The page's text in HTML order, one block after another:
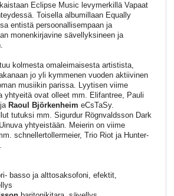
Eclipse Music levymerkillä Vapaat
Toisella albumillaan Equally
entistä persoonallisempaan ja
monenkirjavine sävellyksineen ja
kolmesta omaleimaisesta artistista,
jo yli kymmenen vuoden aktiivinen
musiikin parissa. Lyytisen viime
yhtyeitä ovat olleet mm. Elifantree, Pauli
Raoul Björkenheim eCsTaSy.
tutuksi mm. Sigurdur Rögnvaldsson Dark
yhtyeistään. Meierin on viime
schnellertollermeier, Trio Riot ja Hunter-
basso ja alttosaksofoni, efektit,